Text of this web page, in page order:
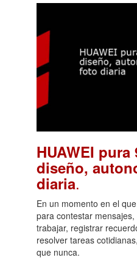
HUAWEI pura
diseño,
diaria.
En un momento en el
para contestar
trabajar, registrar
resolver tareas
que nunca.